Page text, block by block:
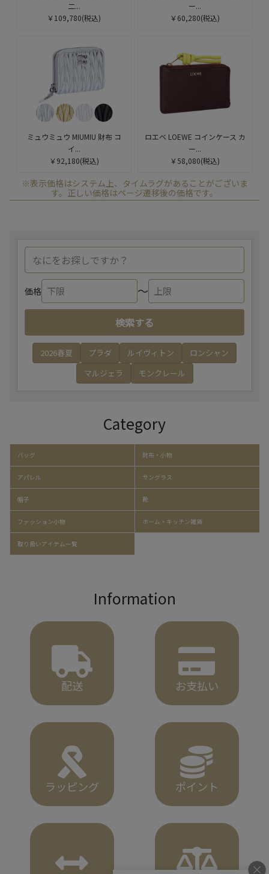
二...
￥109,780(税込)
ー...
￥60,280(税込)
ミュウミュウ MIUMIU 財布 コ
イ...
￥92,180(税込)
ロエベ LOEWE コインケース カ
ー...
￥58,080(税込)
※表示価格はシステム上、タイムラグがあることがございま
す。正しい価格はページ遷移後の価格です。
価格 〜
検索する
2026春夏 プラダ ルイヴィトン
ロンシャン
マルジェラ
モンクレール
Category
バッグ 財布・小物
アパレル サングラス
帽子 靴
ファッション小物 ホーム・キッチン雑貨
取り扱いアイテム一覧
Information
配送 お支払い
ラッピング ポイント